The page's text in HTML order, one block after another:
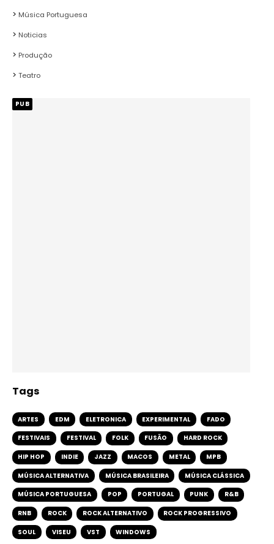
Música Portuguesa
Noticias
Produção
Teatro
PUB
Tags
ARTES EDM ELETRONICA EXPERIMENTAL FADO
FESTIVAIS FESTIVAL FOLK FUSÃO HARD ROCK
HIP HOP INDIE JAZZ MACOS METAL MPB
MÚSICA ALTERNATIVA MÚSICA BRASILEIRA MÚSICA CLÁSSICA
MÚSICA PORTUGUESA POP PORTUGAL PUNK R&B
RNB ROCK ROCK ALTERNATIVO ROCK PROGRESSIVO
SOUL VISEU VST WINDOWS